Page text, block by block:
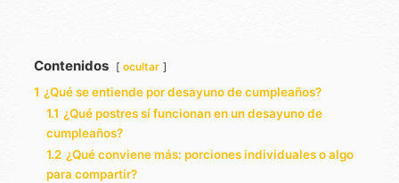
Contenidos ocultar
1 ¿Qué se entiende por desayuno de cumpleaños?
1.1 ¿Qué postres sí funcionan en un desayuno de
cumpleaños?
1.2 ¿Qué conviene más: porciones individuales o algo
para compartir?